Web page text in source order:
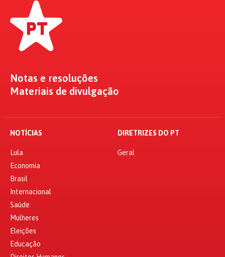
Notas e resoluções
Materiais de divulgação
NOTÍCIAS
Lula
Economia
Brasil
Internacional
Saúde
Mulheres
Eleições
Educação
DIRETRIZES DO PT
Geral